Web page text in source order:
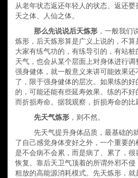
从老年状态返还年轻人的状态、返还
天之体、人仙之体。
那么先说说后天炼形 ，一般我们
炼形，后天炼形算是广义上说的，不算
大家有练气功的，有练导引的，有站
天气，也会从某个层面上对身体进行调
强身健体，就一般意义来讲可能效果还
了，限于强身健体的层次。 如果练的好
的，可能还能有些延寿效果。练的不好
而折损寿命。据我观察，折损寿命的比
先天气炼形 ，则不然。
先天气提升身体品质，最基础的
了自己感觉身体变好之外，一个重要
是不会病不会累，而是病了、累了，
恢复。靠后天卫气顶着的所谓外邪不侵
粗放的高能源消耗模式。先天炼形，